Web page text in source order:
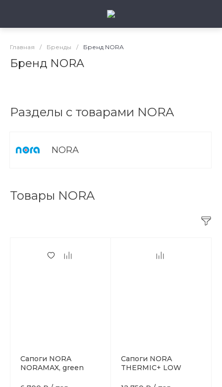
Главная / Бренды / Бренд NORA
Бренд NORA
Разделы с товарами NORA
NORA
Товары NORA
Сапоги NORA
NORAMAX, green
Сапоги NORA
THERMIC+ LOW